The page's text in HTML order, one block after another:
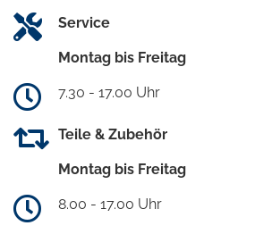
Service
Montag bis Freitag
7.30 - 17.00 Uhr
Teile & Zubehör
Montag bis Freitag
8.00 - 17.00 Uhr